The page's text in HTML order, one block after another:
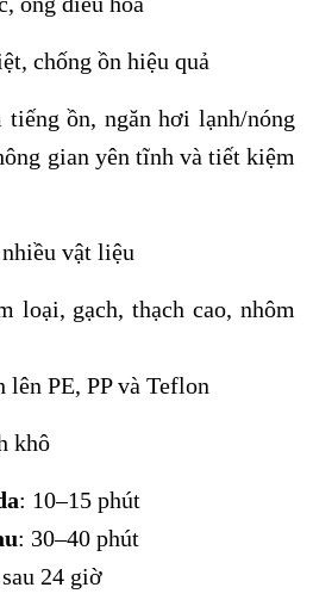
chống ồn hiệu quả
tiếng ồn, ngăn hơi lạnh/nóng
gian yên tĩnh và tiết kiệm
vật liệu
loại, gạch, thạch cao, nhôm
lên PE, PP và Teflon
khô
: 10–15 phút
: 30–40 phút
sau 24 giờ